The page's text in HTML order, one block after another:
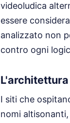
videoludica
essere
analizzato non
contro ogni
I siti che
nomi